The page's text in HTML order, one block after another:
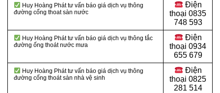
Huy Hoàng Phát tư vấn báo giá dịch vụ thông
đường cống thoat sàn nước
Điện
thoại 0835
748 593
Huy Hoàng Phát tư vấn báo giá dịch vụ thông tắc
đường ống thoát nước mưa
Điện
thoại 0934
655 679
Huy Hoàng Phát tư vấn báo giá dịch vụ thông
đường cống thoát sàn nhà vệ sinh
Điện
thoại 0825
281 514